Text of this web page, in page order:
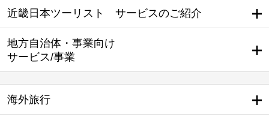
近畿日本ツーリスト サービスのご紹介
地方自治体・事業向け
サービス/事業
海外旅行